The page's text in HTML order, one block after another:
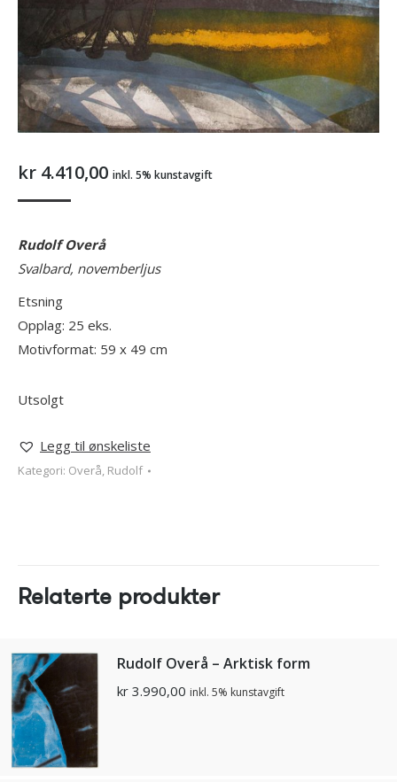
kr 4.410,00 inkl. 5% kunstavgift
Rudolf Overå
Svalbard, novemberljus
Etsning
Opplag: 25 eks.
Motivformat: 59 x 49 cm
Utsolgt
Legg til ønskeliste
Kategori: Overå, Rudolf
Relaterte produkter
Rudolf Overå – Arktisk form
kr 3.990,00 inkl. 5% kunstavgift